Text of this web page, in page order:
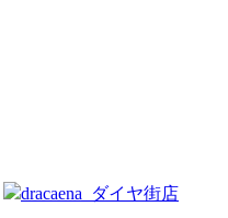
dracaena_ダイヤ街店